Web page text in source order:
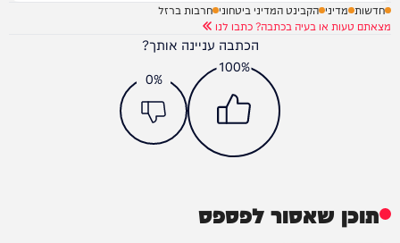
חדשות מדיני הקבינט המדיני ביטחוני חרבות ברזל
מצאתם טעות או בעיה בכתבה? כתבו לנו
הכתבה עניינה אותך?
100%
0%
תוכן שאסור לפספס